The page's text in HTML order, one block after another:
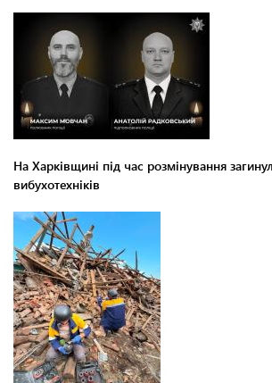
На Харківщині під час розмінування
вибухотехніків